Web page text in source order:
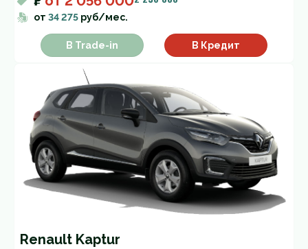
от 34 275 руб/мес.
В Trade-in В Кредит
Renault Kaptur